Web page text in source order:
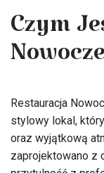
Czym
Restauracja
stylowy lokal,
oraz wyjątkową
zaprojektowano z